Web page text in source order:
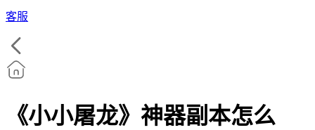
客服
《小小屠龙》神器副本怎么